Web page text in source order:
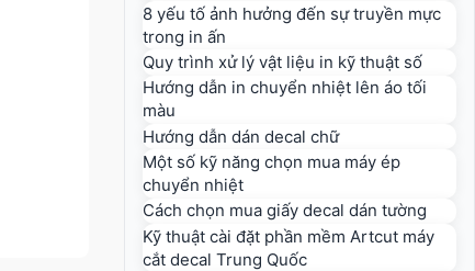
8 yếu tố ảnh hưởng đến sự truyền mực
trong in ấn
Quy trình xử lý vật liệu in kỹ thuật số
Hướng dẫn in chuyển nhiệt lên áo tối
màu
Hướng dẫn dán decal chữ
Một số kỹ năng chọn mua máy ép
chuyển nhiệt
Cách chọn mua giấy decal dán tường
Kỹ thuật cài đặt phần mềm Artcut máy
cắt decal Trung Quốc